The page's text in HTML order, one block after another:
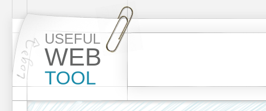
USEFUL
WEB
TOOL